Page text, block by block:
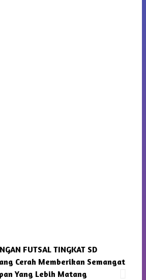
FUTSAL TINGKAT SD
Cerah Memberikan Semangat
Yang Lebih Matang